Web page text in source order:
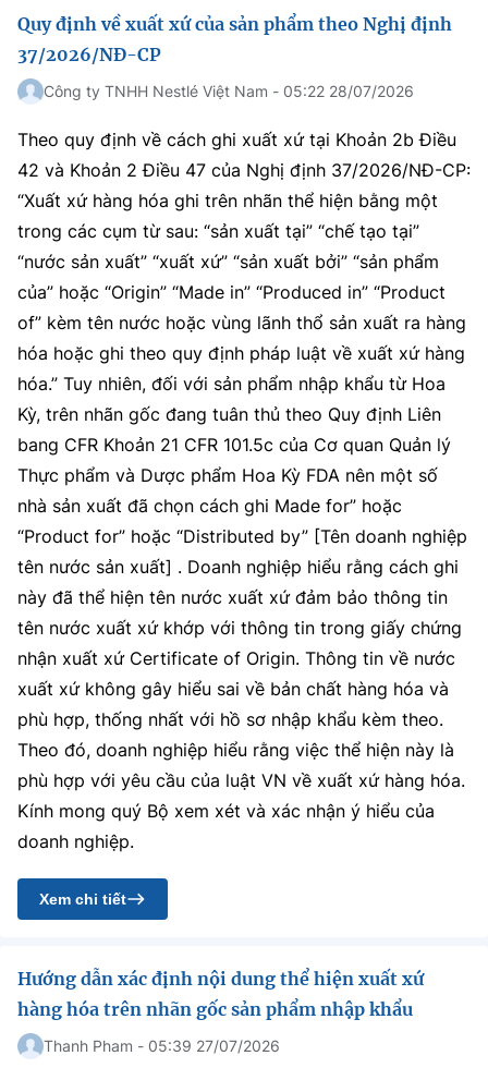
Điều khoản sử dụng Theo dõi MST:
Cơ quan chủ quản: Bộ Khoa học và Công nghệ (MST)
Giám đốc Trung tâm Truyền thông Khoa học và Công nghệ.
Địa chỉ: Ban Biên tập Cổng TTĐT - 18 Nguyễn Du, TP. Hà Nội
Điện thoại: 024 3936 9506
Email: stc@mst.gov.vn
©2026 Bản quyền thuộc Bộ Khoa Học và Công Nghệ
(Ghi rõ nguồn "https://mst.gov.vn" khi phát hành lại thông tin từ
website này)
Quy định về xuất xứ của sản phẩm theo Nghị định
37/2026/NĐ-CP
Công ty TNHH Nestlé Việt Nam - 05:22 28/07/2026
Theo quy định về cách ghi xuất xứ tại Khoản 2b Điều
42 và Khoản 2 Điều 47 của Nghị định 37/2026/NĐ-CP:
“Xuất xứ hàng hóa ghi trên nhãn thể hiện bằng một
trong các cụm từ sau: “sản xuất tại” “chế tạo tại”
“nước sản xuất” “xuất xứ” “sản xuất bởi” “sản phẩm
của” hoặc “Origin” “Made in” “Produced in” “Product
of” kèm tên nước hoặc vùng lãnh thổ sản xuất ra hàng
hóa hoặc ghi theo quy định pháp luật về xuất xứ hàng
hóa.” Tuy nhiên, đối với sản phẩm nhập khẩu từ Hoa
Kỳ, trên nhãn gốc đang tuân thủ theo Quy định Liên
bang CFR Khoản 21 CFR 101.5c của Cơ quan Quản lý
Thực phẩm và Dược phẩm Hoa Kỳ FDA nên một số
nhà sản xuất đã chọn cách ghi Made for” hoặc
“Product for” hoặc “Distributed by” [Tên doanh nghiệp
tên nước sản xuất] . Doanh nghiệp hiểu rằng cách ghi
này đã thể hiện tên nước xuất xứ đảm bảo thông tin
tên nước xuất xứ khớp với thông tin trong giấy chứng
nhận xuất xứ Certificate of Origin. Thông tin về nước
xuất xứ không gây hiểu sai về bản chất hàng hóa và
phù hợp, thống nhất với hồ sơ nhập khẩu kèm theo.
Theo đó, doanh nghiệp hiểu rằng việc thể hiện này là
phù hợp với yêu cầu của luật VN về xuất xứ hàng hóa.
Kính mong quý Bộ xem xét và xác nhận ý hiểu của
doanh nghiệp.
Xem chi tiết
Hướng dẫn xác định nội dung thể hiện xuất xứ
hàng hóa trên nhãn gốc sản phẩm nhập khẩu
Thanh Pham - 05:39 27/07/2026